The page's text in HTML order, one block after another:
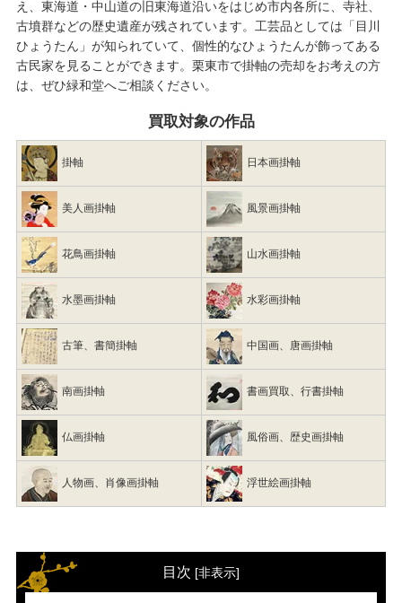
え、東海道・中山道の旧東海道沿いをはじめ市内各所に、寺社、
古墳群などの歴史遺産が残されています。工芸品としては「目川
ひょうたん」が知られていて、個性的なひょうたんが飾ってある
古民家を見ることができます。栗東市で掛軸の売却をお考えの方
は、ぜひ緑和堂へご相談ください。
買取対象の作品
掛軸 日本画掛軸
美人画掛軸 風景画掛軸
花鳥画掛軸 山水画掛軸
水墨画掛軸 水彩画掛軸
古筆、書簡掛軸 中国画、唐画掛軸
南画掛軸 書画買取、行書掛軸
仏画掛軸 風俗画、歴史画掛軸
人物画、肖像画掛軸 浮世絵画掛軸
目次 [非表示]